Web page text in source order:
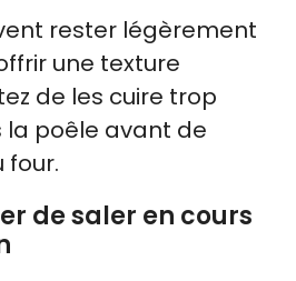
rester légèrement
une texture
de les cuire trop
poêle avant de
four.
de saler en cours